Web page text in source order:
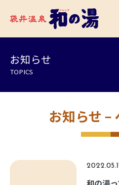
お知らせ
TOPICS
お知らせ –